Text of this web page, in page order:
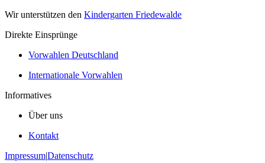
Wir unterstützen den Kindergarten Friedewalde
Direkte Einsprünge
Vorwahlen Deutschland
Internationale Vorwahlen
Informatives
Über uns
Kontakt
Impressum|Datenschutz